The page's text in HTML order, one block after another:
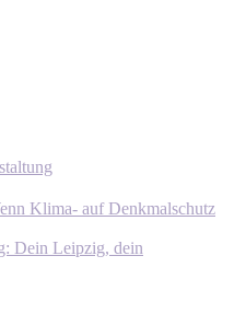
Klima- auf Denkmalschutz
Dein Leipzig, dein